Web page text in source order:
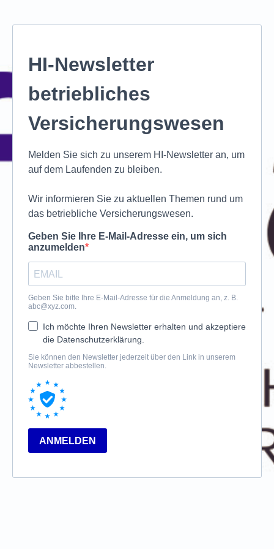
HI-Newsletter
betriebliches
Versicherungswesen
Melden Sie sich zu unserem HI-Newsletter an, um
auf dem Laufenden zu bleiben.
Wir informieren Sie zu aktuellen Themen rund um
das betriebliche Versicherungswesen.
Geben Sie Ihre E-Mail-Adresse ein, um sich
anzumelden
Geben Sie bitte Ihre E-Mail-Adresse für die Anmeldung an, z. B.
abc@xyz.com.
Ich möchte Ihren Newsletter erhalten und akzeptiere
die Datenschutzerklärung.
Sie können den Newsletter jederzeit über den Link in unserem
Newsletter abbestellen.
ANMELDEN